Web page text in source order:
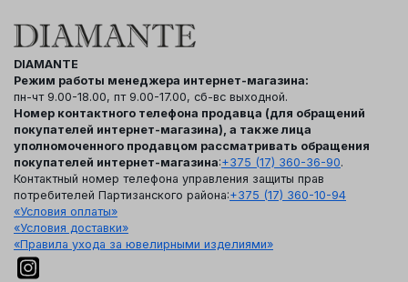
DIAMANTE
Режим работы менеджера интернет-магазина:
пн-чт 9.00-18.00, пт 9.00-17.00, сб-вс выходной.
Номер контактного телефона продавца (для обращений
покупателей интернет-магазина), а также лица
уполномоченного продавцом рассматривать обращения
покупателей интернет-магазина:+375 (17) 360-36-90.
Контактный номер телефона управления защиты прав
потребителей Партизанского района:+375 (17) 360-10-94
«Условия оплаты»
«Условия доставки»
«Правила ухода за ювелирными изделиями»